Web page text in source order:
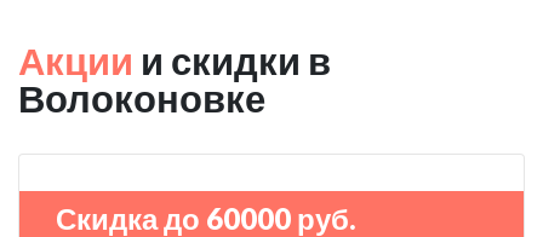
Акции и скидки в
Волоконовке
Скидка до 60000 руб.